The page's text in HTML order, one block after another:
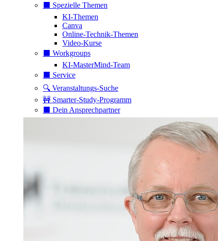
⬛️ Spezielle Themen
KI-Themen
Canva
Online-Technik-Themen
Video-Kurse
⬛️ Workgroups
KI-MasterMind-Team
⬛️ Service
🔍 Veranstaltungs-Suche
🚧 Smarter-Study-Programm
⬛️ Dein Ansprechpartner